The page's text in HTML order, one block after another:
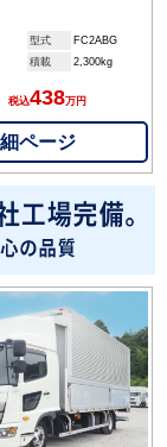
型式
FC2ABG
積載 2,300kg
税込438万円
ページ